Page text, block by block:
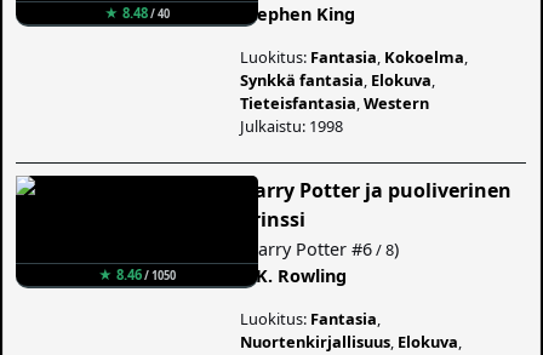
★ 8.48/ 40
Stephen King
Luokitus: Fantasia Kokoelma
Synkkä fantasia Elokuva
Tieteisfantasia ,Western
Julkaistu: 1998
★ 8.46/ 1050
Harry Potter ja puoliverinen
prinssi
Harry Potter #6/ 8)
J. K. Rowling
Luokitus: Fantasia
Nuortenkirjallisuus Elokuva